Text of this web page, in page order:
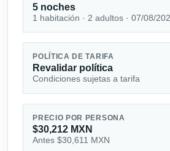
5 noches
1 habitación · 2 adultos · 07/08/
POLÍTICA DE TARIFA
Revalidar política
Condiciones sujetas a tarifa
PRECIO POR PERSONA
$30,212 MXN
Antes $30,611 MXN